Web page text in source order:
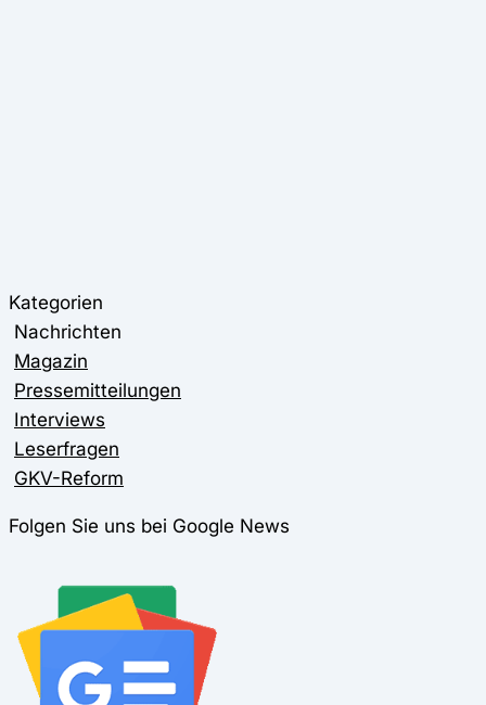
Kategorien
Nachrichten
Magazin
Pressemitteilungen
Interviews
Leserfragen
GKV-Reform
Folgen Sie uns bei Google News